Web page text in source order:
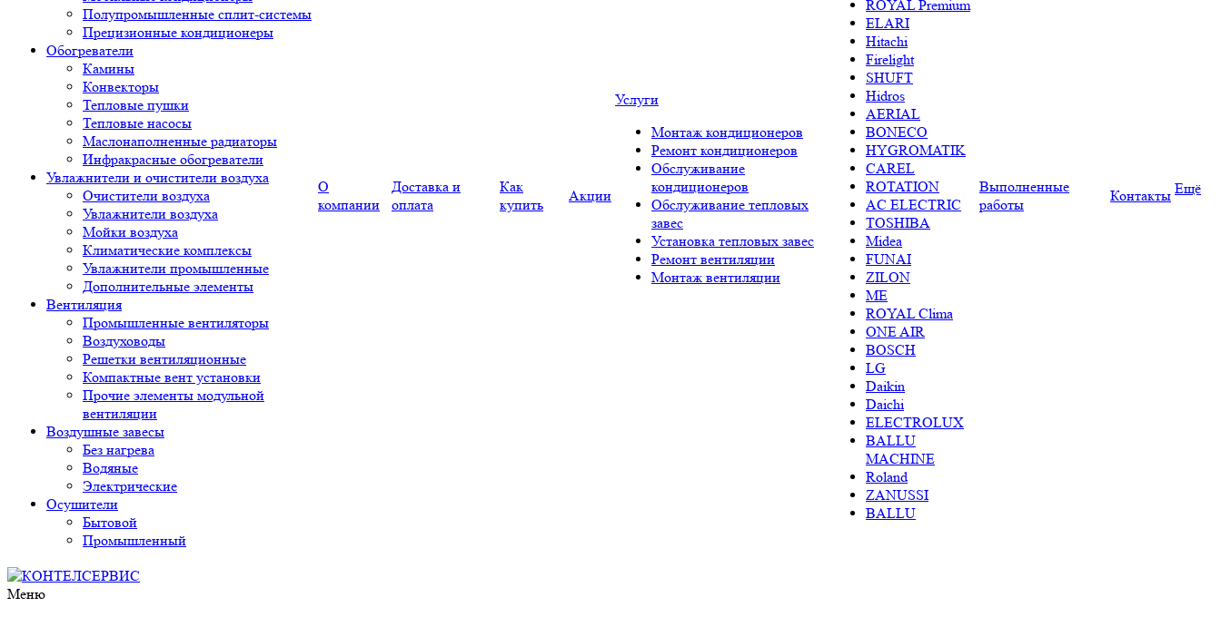
Полупромышленные сплит-системы
Прецизионные кондиционеры
Обогреватели
Камины
Конвекторы
Тепловые пушки
Тепловые насосы
Маслонаполненные радиаторы
Инфракрасные обогреватели
Увлажнители и очистители воздуха
Очистители воздуха
Увлажнители воздуха
Мойки воздуха
Климатические комплексы
Увлажнители промышленные
Дополнительные элементы
Вентиляция
Промышленные вентиляторы
Воздуховоды
Решетки вентиляционные
Компактные вент установки
Прочие элементы модульной
вентиляции
Воздушные завесы
Без нагрева
Водяные
Электрические
Осушители
Бытовой
Промышленный
О
компании
Доставка и
оплата
Как
купить
Акции
Услуги
Монтаж кондиционеров
Ремонт кондиционеров
Обслуживание
кондиционеров
Обслуживание тепловых
завес
Установка тепловых завес
Ремонт вентиляции
Монтаж вентиляции
ROYAL Premium
ELARI
Hitachi
Firelight
SHUFT
Hidros
AERIAL
BONECO
HYGROMATIK
CAREL
ROTATION
AC ELECTRIC
TOSHIBA
Midea
FUNAI
ZILON
ME
ROYAL Clima
ONE AIR
BOSCH
LG
Daikin
Daichi
ELECTROLUX
BALLU
MACHINE
Roland
ZANUSSI
BALLU
Выполненные
работы
Контакты Ещё
Меню